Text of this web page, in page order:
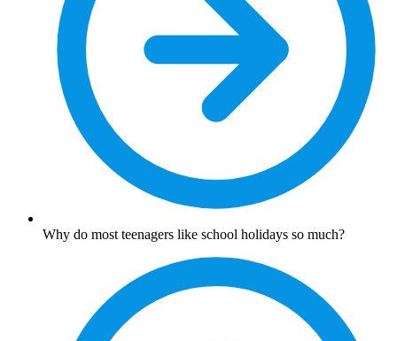
Why do most teenagers like school holidays so much?